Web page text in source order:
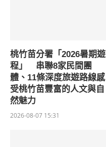
桃竹苗分署「2026暑期遊
程」 串聯8家民間團
體、11條深度旅遊路線感
受桃竹苗豐富的人文與自
然魅力
2026-08-07 15:31